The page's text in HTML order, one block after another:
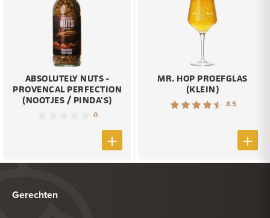
ABSOLUTELY NUTS -
PROVENCAL PERFECTION
(NOOTJES / PINDA'S)
0
MR. HOP PROEFGLAS
(KLEIN)
8.5
Gerechten